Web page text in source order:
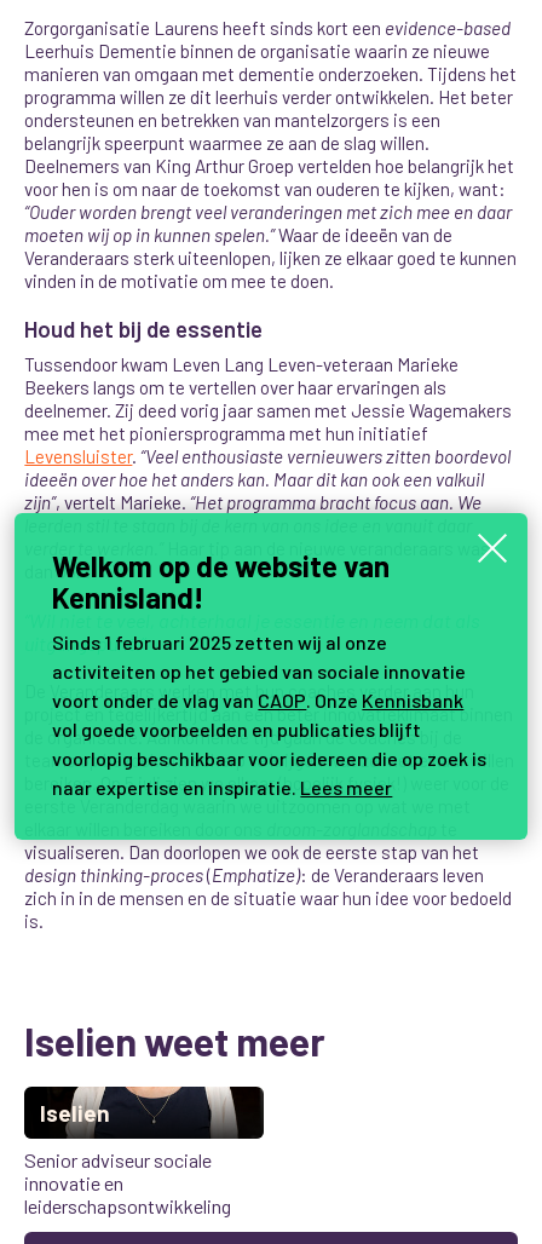
Zorgorganisatie Laurens heeft sinds kort een evidence-based
Leerhuis Dementie binnen de organisatie waarin ze nieuwe
manieren van omgaan met dementie onderzoeken. Tijdens het
programma willen ze dit leerhuis verder ontwikkelen. Het beter
ondersteunen en betrekken van mantelzorgers is een
belangrijk speerpunt waarmee ze aan de slag willen.
Deelnemers van King Arthur Groep vertelden hoe belangrijk het
voor hen is om naar de toekomst van ouderen te kijken, want:
“Ouder worden brengt veel veranderingen met zich mee en daar
moeten wij op in kunnen spelen.”Waar de ideeën van de
Veranderaars sterk uiteenlopen, lijken ze elkaar goed te kunnen
vinden in de motivatie om mee te doen.
Houd het bij de essentie
Tussendoor kwam Leven Lang Leven-veteraan Marieke
Beekers langs om te vertellen over haar ervaringen als
deelnemer. Zij deed vorig jaar samen met Jessie Wagemakers
mee met het pioniersprogramma met hun initiatief
Levensluister.“Veel enthousiaste vernieuwers zitten boordevol
ideeën over hoe het anders kan. Maar dit kan ook een valkuil
zijn”, vertelt Marieke.“Het programma bracht focus aan. We
Haar tip aan de nieuwe veranderaars was
dan ook:
uitgangspunt.”
De Veranderaars werken met hun coaches verder aan hun
project en tegelijkertijd aan een beter innovatieklimaat binnen
de organisatie. Aankomende tijd gaan de coaches bij de
teams op bezoek om scherp te krijgen wat ze met elkaar willen
bereiken. Op 5 juli zien we elkaar (hopelijk fysiek!) weer voor de
eerste Veranderdag waarin we uitzoomen op wat we met
visualiseren. Dan doorlopen we ook de eerste stap van het
design thinking-proces(Emphatize): de Veranderaars leven
zich in in de mensen en de situatie waar hun idee voor bedoeld
is.
Iselien weet meer
Iselien
Senior adviseur sociale
innovatie en
leiderschapsontwikkeling
Welkom op de website van
Kennisland!
Sinds 1 februari 2025 zetten wij al onze
activiteiten op het gebied van sociale innovatie
voort onder de vlag van CAOP. Onze Kennisbank
vol goede voorbeelden en publicaties blijft
voorlopig beschikbaar voor iedereen die op zoek is
naar expertise en inspiratie. Lees meer